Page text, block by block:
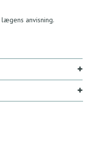
anvisning.